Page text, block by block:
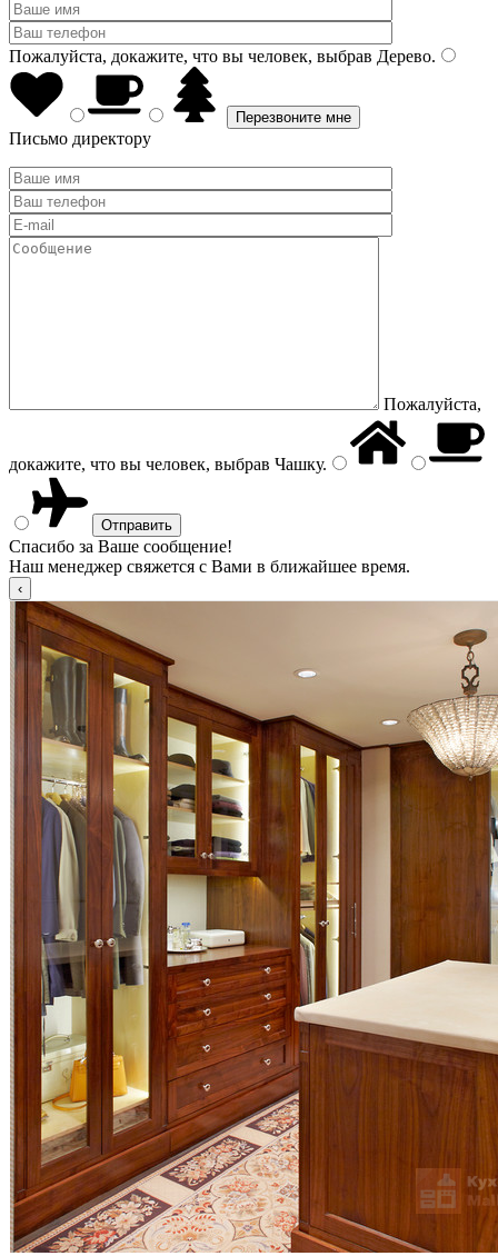
Пожалуйста, докажите, что вы человек, выбрав Дерево.
Письмо директору
Пожалуйста,
докажите, что вы человек, выбрав Чашку.
Спасибо за Ваше сообщение!
Наш менеджер свяжется с Вами в ближайшее время.